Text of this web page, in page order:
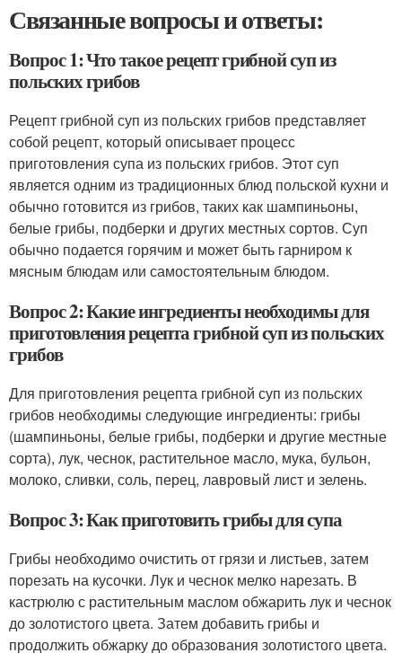
Связанные вопросы и ответы:
Вопрос 1: Что такое рецепт грибной суп из
польских грибов
Рецепт грибной суп из польских грибов представляет
собой рецепт, который описывает процесс
приготовления супа из польских грибов. Этот суп
является одним из традиционных блюд польской кухни и
обычно готовится из грибов, таких как шампиньоны,
белые грибы, подберки и других местных сортов. Суп
обычно подается горячим и может быть гарниром к
мясным блюдам или самостоятельным блюдом.
Вопрос 2: Какие ингредиенты необходимы для
приготовления рецепта грибной суп из польских
грибов
Для приготовления рецепта грибной суп из польских
грибов необходимы следующие ингредиенты: грибы
(шампиньоны, белые грибы, подберки и другие местные
сорта), лук, чеснок, растительное масло, мука, бульон,
молоко, сливки, соль, перец, лавровый лист и зелень.
Вопрос 3: Как приготовить грибы для супа
Грибы необходимо очистить от грязи и листьев, затем
порезать на кусочки. Лук и чеснок мелко нарезать. В
кастрюлю с растительным маслом обжарить лук и чеснок
до золотистого цвета. Затем добавить грибы и
продолжить обжарку до образования золотистого цвета.